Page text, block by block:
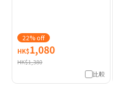
22% off
HK$1,080
HK$1,380
比較